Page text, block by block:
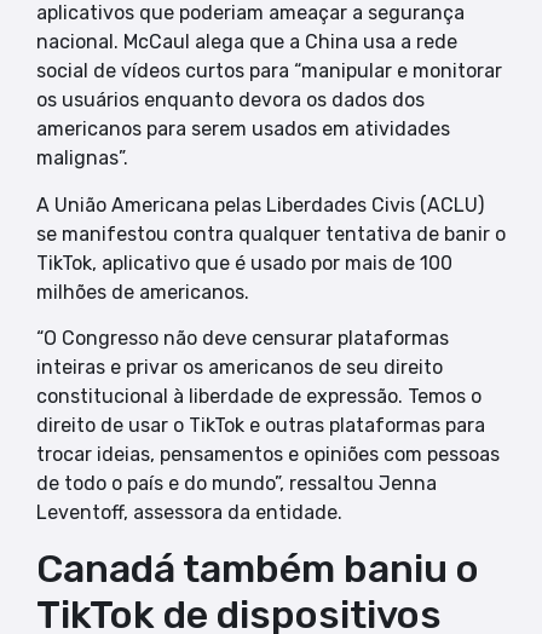
aplicativos que poderiam ameaçar a segurança
nacional. McCaul alega que a China usa a rede
social de vídeos curtos para “manipular e monitorar
os usuários enquanto devora os dados dos
americanos para serem usados em atividades
malignas”.
A União Americana pelas Liberdades Civis (ACLU)
se manifestou contra qualquer tentativa de banir o
TikTok, aplicativo que é usado por mais de 100
milhões de americanos.
“O Congresso não deve censurar plataformas
inteiras e privar os americanos de seu direito
constitucional à liberdade de expressão. Temos o
direito de usar o TikTok e outras plataformas para
trocar ideias, pensamentos e opiniões com pessoas
de todo o país e do mundo”, ressaltou Jenna
Leventoff, assessora da entidade.
Canadá também baniu o
TikTok de dispositivos